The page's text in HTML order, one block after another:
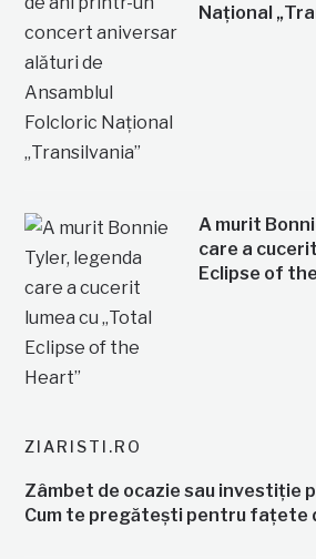
Național
A murit
care a
Eclipse of
ZIARISTI.RO
Zâmbet de ocazie sau investiție
Cum te pregătești pentru fațete